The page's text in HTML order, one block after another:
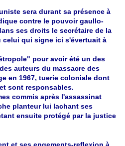
sera durant sa présence à
contre le pouvoir gaullo-
ses droits le secrétaire de la
celui qui signe ici s'évertuait à
pour avoir été un des
auteurs du massacre des
en 1967, tuerie coloniale dont
sont responsables.
commis après l'assassinat
planteur lui lachant ses
ensuite protégé par la justice